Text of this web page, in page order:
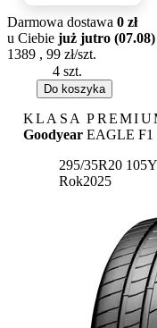
Dostępność:
Darmowa dostawa 0 zł
u Ciebie już jutro (07.08)
1389 , 99 zł/szt.
Do koszyka
KLASA
Goodyear EAGLE F1
295/35R20
Rok2025